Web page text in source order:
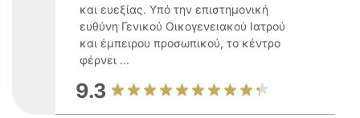
και ευεξίας. Υπό την επιστημονική
ευθύνη Γενικού Οικογενειακού Ιατρού
και έμπειρου προσωπικού, το κέντρο
φέρνει ...
9.3